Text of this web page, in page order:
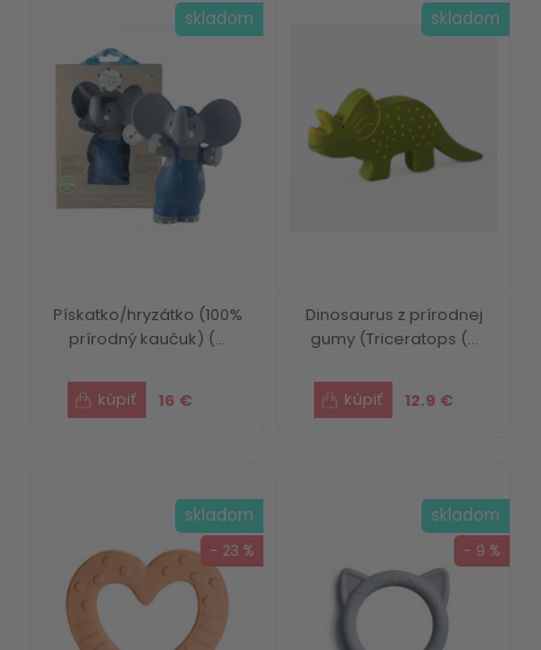
Pískatko/hryzátko (100%
prírodný kaučuk) (...
16 €
skladom
Dinosaurus z prírodnej
gumy (Triceratops (...
12.9 €
skladom
skladom
- 23 %
skladom
- 9 %